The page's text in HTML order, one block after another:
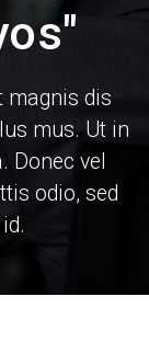
magnis dis
mus. Ut in
Donec vel
odio, sed